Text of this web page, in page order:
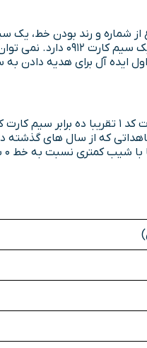
قیمت و رندی شماره برای عدد 0912 در